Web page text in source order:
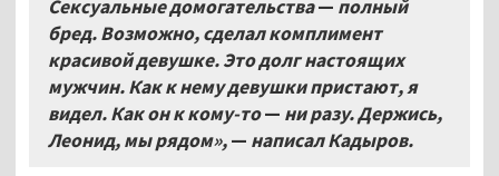
Сексуальные домогательства— полный
бред. Возможно, сделал комплимент
красивой девушке. Это долг настоящих
мужчин. Как к нему девушки пристают, я
видел. Как он к кому-то— ни разу. Держись,
Леонид, мы рядом»,— написал Кадыров.